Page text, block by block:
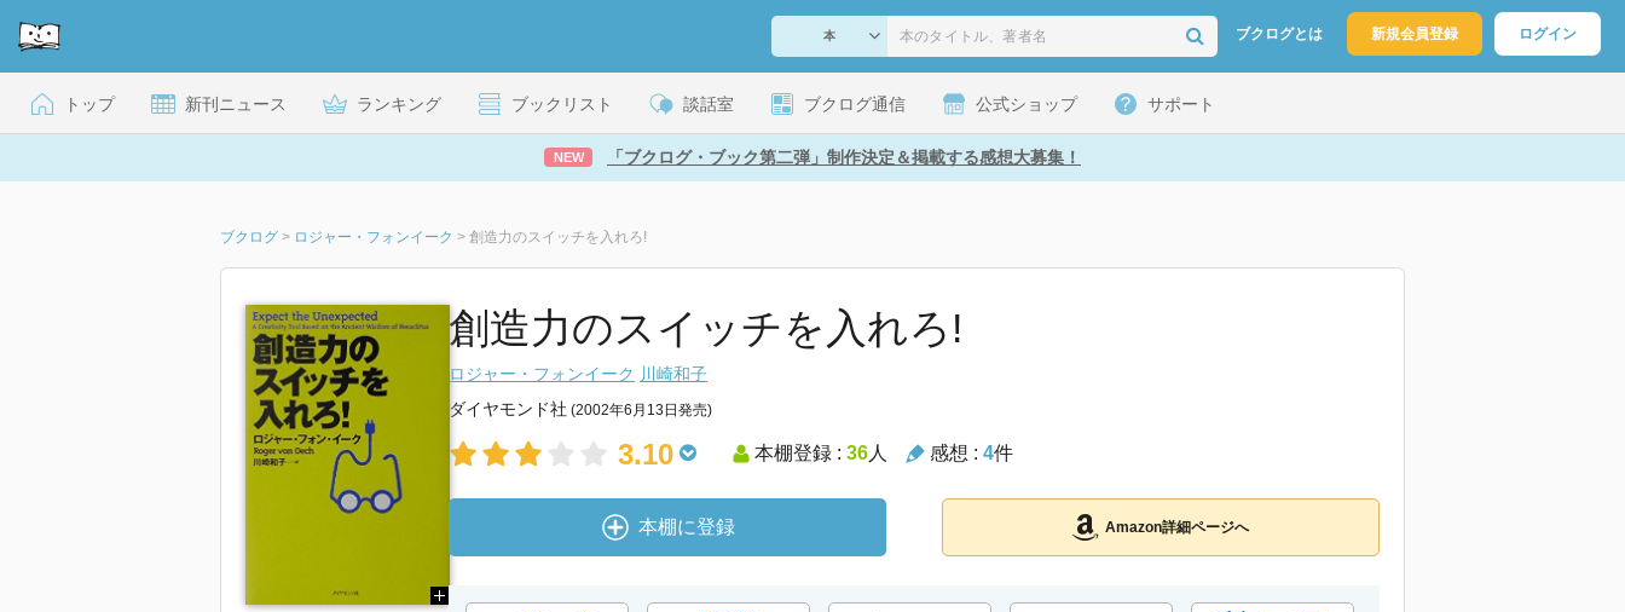
ブクログとは 新規会員登録 ログイン
トップ 新刊ニュース ランキング ブックリスト 談話室 ブクログ通信 公式ショップ サポート
NEW 「ブクログ・ブック第二弾」制作決定＆掲載する感想大募集！
ブクログ > ロジャー・フォンイーク > 創造力のスイッチを入れろ!
創造力のスイッチを入れろ!
ロジャー・フォンイーク 川崎和子
ダイヤモンド社 (2002年6月13日発売)
3.10 本棚登録 : 36人 感想 : 4件
本棚に登録 Amazon詳細ページへ